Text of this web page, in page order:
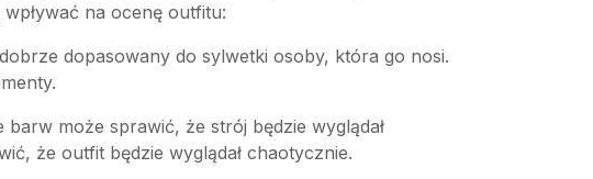
na ocenę outfitu:
dopasowany do sylwetki osoby, która go nosi.
może sprawić, że strój będzie wyglądał
że outfit będzie wyglądał chaotycznie.